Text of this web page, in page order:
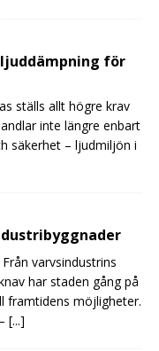
för
ställs allt högre krav
inte längre enbart
säkerhet – ljudmiljön i
varvsindustrins
har staden gång på
framtidens möjligheter.
[...]